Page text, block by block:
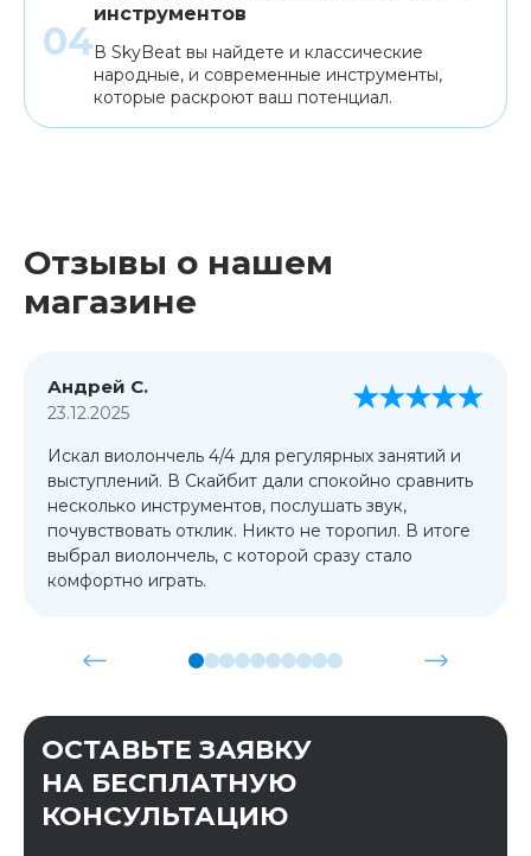
инструментов
В SkyBeat вы найдете и классические
народные, и современные инструменты,
которые раскроют ваш потенциал.
Отзывы о нашем
магазине
Андрей С.
23.12.2025
Искал виолончель 4/4 для регулярных занятий и
выступлений. В Скайбит дали спокойно сравнить
несколько инструментов, послушать звук,
почувствовать отклик. Никто не торопил. В итоге
выбрал виолончель, с которой сразу стало
комфортно играть.
ОСТАВЬТЕ ЗАЯВКУ
НА БЕСПЛАТНУЮ
КОНСУЛЬТАЦИЮ